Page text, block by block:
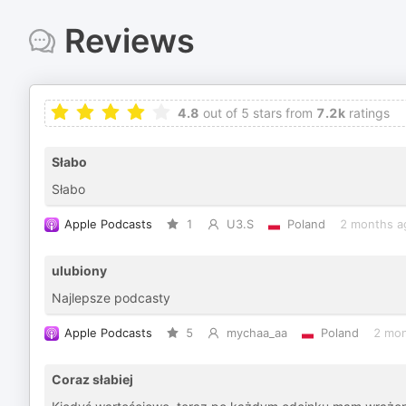
Reviews
4.8 out of 5 stars from 7.2k ratings
Słabo
Słabo
Apple Podcasts 1 U3.S Poland 2 months
ulubiony
Najlepsze podcasty
Apple Podcasts 5 mychaa_aa Poland 2
Coraz słabiej